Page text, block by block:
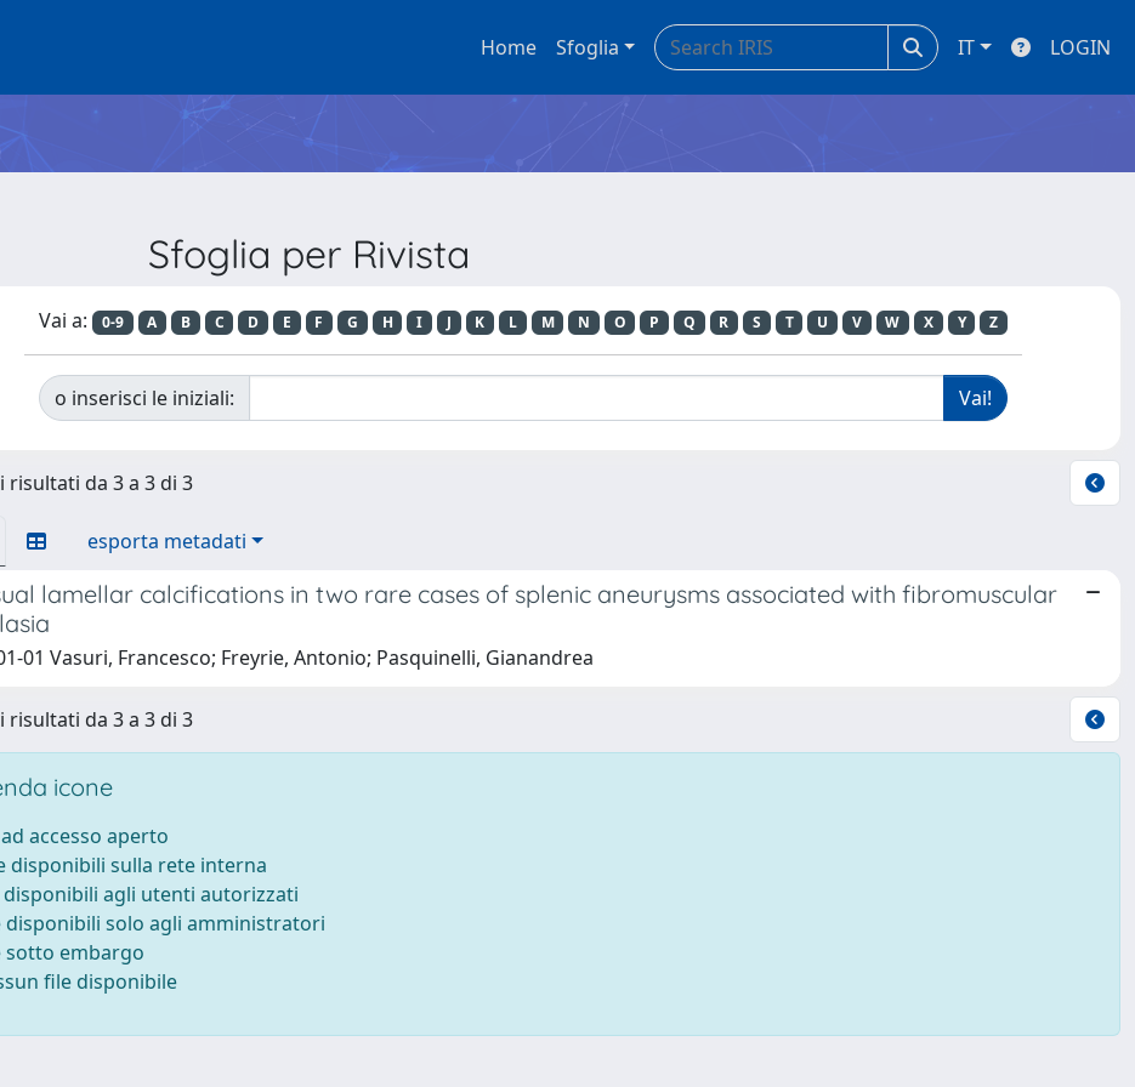
Home Sfoglia IT LOGIN
Sfoglia per Rivista
Vai a: 0-9 A B C D E F G H I J K L M N O P Q R S T U V W X Y Z
o inserisci le iniziali:
risultati da 3 a 3 di 3
esporta metadati
lamellar calcifications in two rare cases of splenic aneurysms associated with fibromuscular
01 Vasuri, Francesco; Freyrie, Antonio; Pasquinelli, Gianandrea
risultati da 3 a 3 di 3
icone
accesso aperto
disponibili sulla rete interna
agli utenti autorizzati
disponibili solo agli amministratori
sotto embargo
file disponibile